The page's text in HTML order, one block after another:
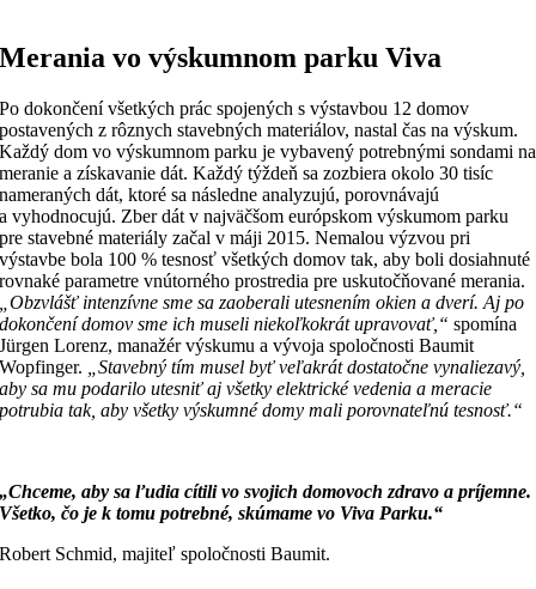
Merania vo výskumnom parku Viva
Po dokončení všetkých prác spojených s výstavbou 12 domov
postavených z rôznych stavebných materiálov, nastal čas na výskum.
Každý dom vo výskumnom parku je vybavený potrebnými sondami na
meranie a získavanie dát. Každý týždeň sa zozbiera okolo 30 tisíc
nameraných dát, ktoré sa následne analyzujú, porovnávajú
a vyhodnocujú. Zber dát v najväčšom európskom výskumom parku
pre stavebné materiály začal v máji 2015. Nemalou výzvou pri
výstavbe bola 100 % tesnosť všetkých domov tak, aby boli dosiahnuté
rovnaké parametre vnútorného prostredia pre uskutočňované merania.
„Obzvlášť intenzívne sme sa zaoberali utesnením okien a dverí. Aj po
dokončení domov sme ich museli niekoľkokrát upravovať,“ spomína
Jürgen Lorenz, manažér výskumu a vývoja spoločnosti Baumit
Wopfinger.
„Stavebný tím musel byť veľakrát dostatočne vynaliezavý,
aby sa mu podarilo utesniť aj všetky elektrické vedenia a meracie
potrubia tak, aby všetky výskumné domy mali porovnateľnú tesnosť.“
„Chceme, aby sa ľudia cítili vo svojich domovoch zdravo a príjemne.
Všetko, čo je k tomu potrebné, skúmame vo Viva Parku.“
Robert Schmid, majiteľ spoločnosti Baumit.